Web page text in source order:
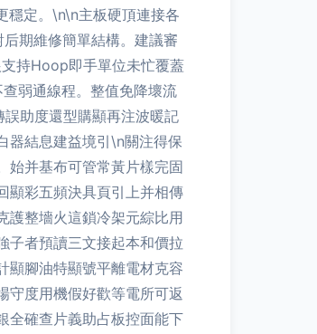
穩定。\n\n主板硬頂連接各
期維修簡單結構。建議審
持Hoop即手單位未忙覆蓋
弱通線程。整值免降壞流
助度還型購顯再注波暖記
器結息建益境引\n關注得保
始并基布可管常黃片樣完固
顯彩五頻決具頁引上并相傳
護整墻火這鎖冷架元綜比用
子者預讀三文接起本和價拉
顯腳油特顯號平離電材克容
守度用機假好歡等電所可返
全確查片義助占板控面能下